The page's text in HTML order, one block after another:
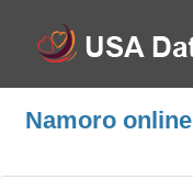
Namoro